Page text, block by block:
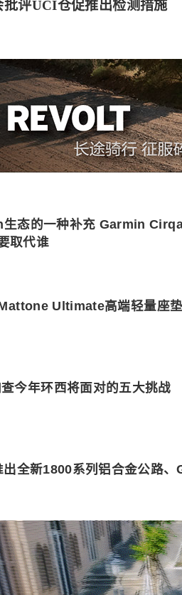
评UCI仓促推出检测措施
态的一种补充 Garmin
取代谁
Ultimate高端轻量座
今年环西将面对的五大挑战
全新1800系列铝合金公路、